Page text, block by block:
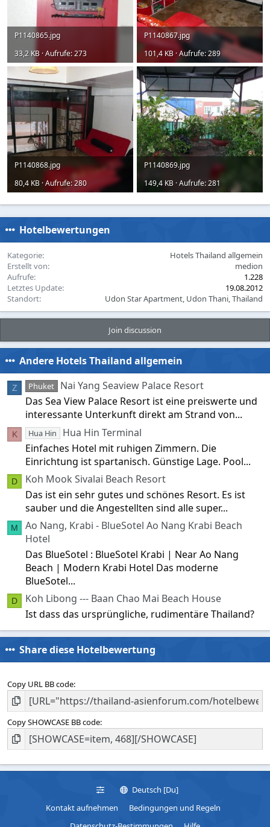
P1140865.jpg
33,2 KB · Aufrufe: 273
P1140867.jpg
101,4 KB · Aufrufe: 289
P1140868.jpg
80,4 KB · Aufrufe: 280
P1140869.jpg
149,4 KB · Aufrufe: 281
Hotelbewertungen
Kategorie
Hotels Thailand allgemein
Erstellt von
medion
Aufrufe
1.228
Letztes Update
19.08.2012
Standort
Udon Star Apartment, Udon Thani, Thailand
Join discussion
Andere Hotels Thailand allgemein
Z Phuket
Nai Yang Seaview Palace Resort
Das Sea View Palace Resort ist eine preiswerte und
interessante Unterkunft direkt am Strand von...
K Hua Hin
Hua Hin Terminal
Einfaches Hotel mit ruhigen Zimmern. Die
Einrichtung ist spartanisch. Günstige Lage. Pool...
D
Koh Mook Sivalai Beach Resort
Das ist ein sehr gutes und schönes Resort. Es ist
sauber und die Angestellten sind alle super...
M
Ao Nang, Krabi - BlueSotel Ao Nang Krabi Beach
Hotel
Das BlueSotel : BlueSotel Krabi | Near Ao Nang
Beach | Modern Krabi Hotel Das moderne
BlueSotel...
D
Koh Libong --- Baan Chao Mai Beach House
Ist dass das ursprüngliche, rudimentäre Thailand?
Share diese Hotelbewertung
Copy URL BB code
Copy SHOWCASE BB code
Deutsch [Du]
Kontakt aufnehmen
Bedingungen und Regeln